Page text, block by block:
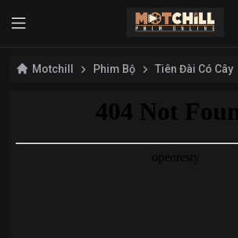
Motchill Phim Bộ Tiên Đài Có Cây